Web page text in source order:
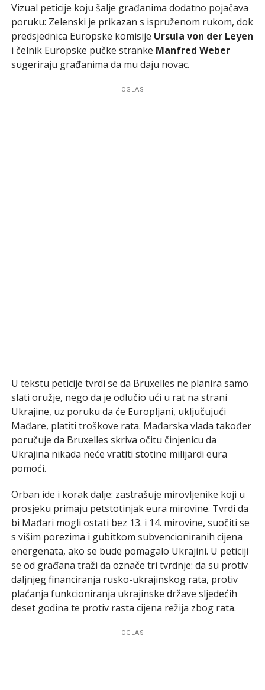
Vizual peticije koju šalje građanima dodatno pojačava
poruku: Zelenski je prikazan s ispruženom rukom, dok
predsjednica Europske komisije Ursula von der Leyen
i čelnik Europske pučke stranke Manfred Weber
sugeriraju građanima da mu daju novac.
OGLAS
U tekstu peticije tvrdi se da Bruxelles ne planira samo
slati oružje, nego da je odlučio ući u rat na strani
Ukrajine, uz poruku da će Europljani, uključujući
Mađare, platiti troškove rata. Mađarska vlada također
poručuje da Bruxelles skriva očitu činjenicu da
Ukrajina nikada neće vratiti stotine milijardi eura
pomoći.
Orban ide i korak dalje: zastrašuje mirovljenike koji u
prosjeku primaju petstotinjak eura mirovine. Tvrdi da
bi Mađari mogli ostati bez 13. i 14. mirovine, suočiti se
s višim porezima i gubitkom subvencioniranih cijena
energenata, ako se bude pomagalo Ukrajini. U peticiji
se od građana traži da označe tri tvrdnje: da su protiv
daljnjeg financiranja rusko-ukrajinskog rata, protiv
plaćanja funkcioniranja ukrajinske države sljedećih
deset godina te protiv rasta cijena režija zbog rata.
OGLAS